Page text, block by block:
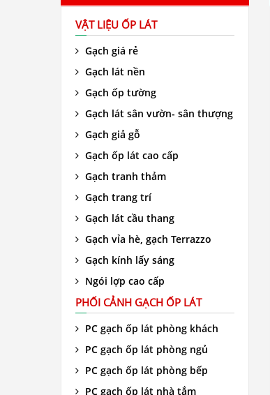
VẬT LIỆU ỐP LÁT
Gạch giá rẻ
Gạch lát nền
Gạch ốp tường
Gạch lát sân vườn- sân thượng
Gạch giả gỗ
Gạch ốp lát cao cấp
Gạch tranh thảm
Gạch trang trí
Gạch lát cầu thang
Gạch vỉa hè, gạch Terrazzo
Gạch kính lấy sáng
Ngói lợp cao cấp
PHỐI CẢNH GẠCH ỐP LÁT
PC gạch ốp lát phòng khách
PC gạch ốp lát phòng ngủ
PC gạch ốp lát phòng bếp
PC gạch ốp lát nhà tắm